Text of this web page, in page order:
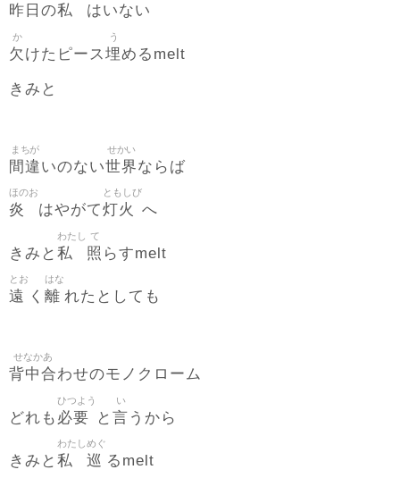
昨日 の私 はいない
欠
か
けたピース埋
う
めるmelt
きみと
間違
まちが
いのない世界
せかい
ならば
炎
ほのお
はやがて灯火
ともしび
へ
きみと 私
わたし
照
て
らすmelt
遠
とお
く 離
はな
れたとしても
背中合
せなかあ
わせのモノクローム
どれも 必要
ひつよう
と 言
い
うから
きみと 私
わたし
巡
めぐ
るmelt